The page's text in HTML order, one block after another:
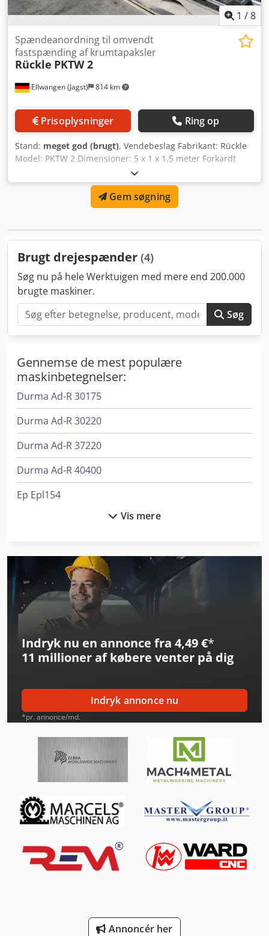
1 /8
Ellwangen (Jagst) 814 km
Spændeanordning til omvendt
fastspænding af krumtapaksler
Rückle PKTW 2
Prisoplysninger Ring op
Stand: meget god (brugt), Vendebeslag Fabrikant: Rückle
Model: PKTW 2 Dimensioner: 5 x 1 x 1,5 meter Forkardt
kraftspændepatron type FNC 315-65 Boring: 65 mm
Udvendig diameter: 315 mm Yderligere oplysninger:
Profilskeneføring RUE 45 4 centrerings- og spændeenheder
Integreret spånafviser Dkedjin Ef Rspfx Almjr
Gem søgning
Brugt drejespænder (4)
Søg nu på hele Werktuigen med mere end 200.000
brugte maskiner.
Søg
Gennemse de mest populære
maskinbetegnelser:
Durma Ad-R 30175
Durma Ad-R 30220
Durma Ad-R 37220
Durma Ad-R 40400
Ep Epl154
Graule As 450
Krone Bdf
Linde L 10
Linde L 12
Linde Reach Truck
Linde Reachstacker
Linde Sideloader
Man L 2000
Mercedes-Benz Sprinter
Mercedes-Benz Sprinter 300
Mercedes-Benz Sprinter 316
Vis mere
Indryk nu en annonce fra 4,49 €*
11 millioner af købere venter på dig
Indryk annonce nu
*pr. annonce/md.
Annoncér her